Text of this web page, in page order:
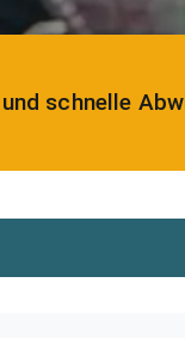
schnelle